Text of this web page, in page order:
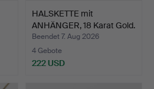
HALSKETTE mit
ANHÄNGER, 18 Karat Gold.
Gew…
Beendet 7. Aug 2026
4 Gebote
222 USD